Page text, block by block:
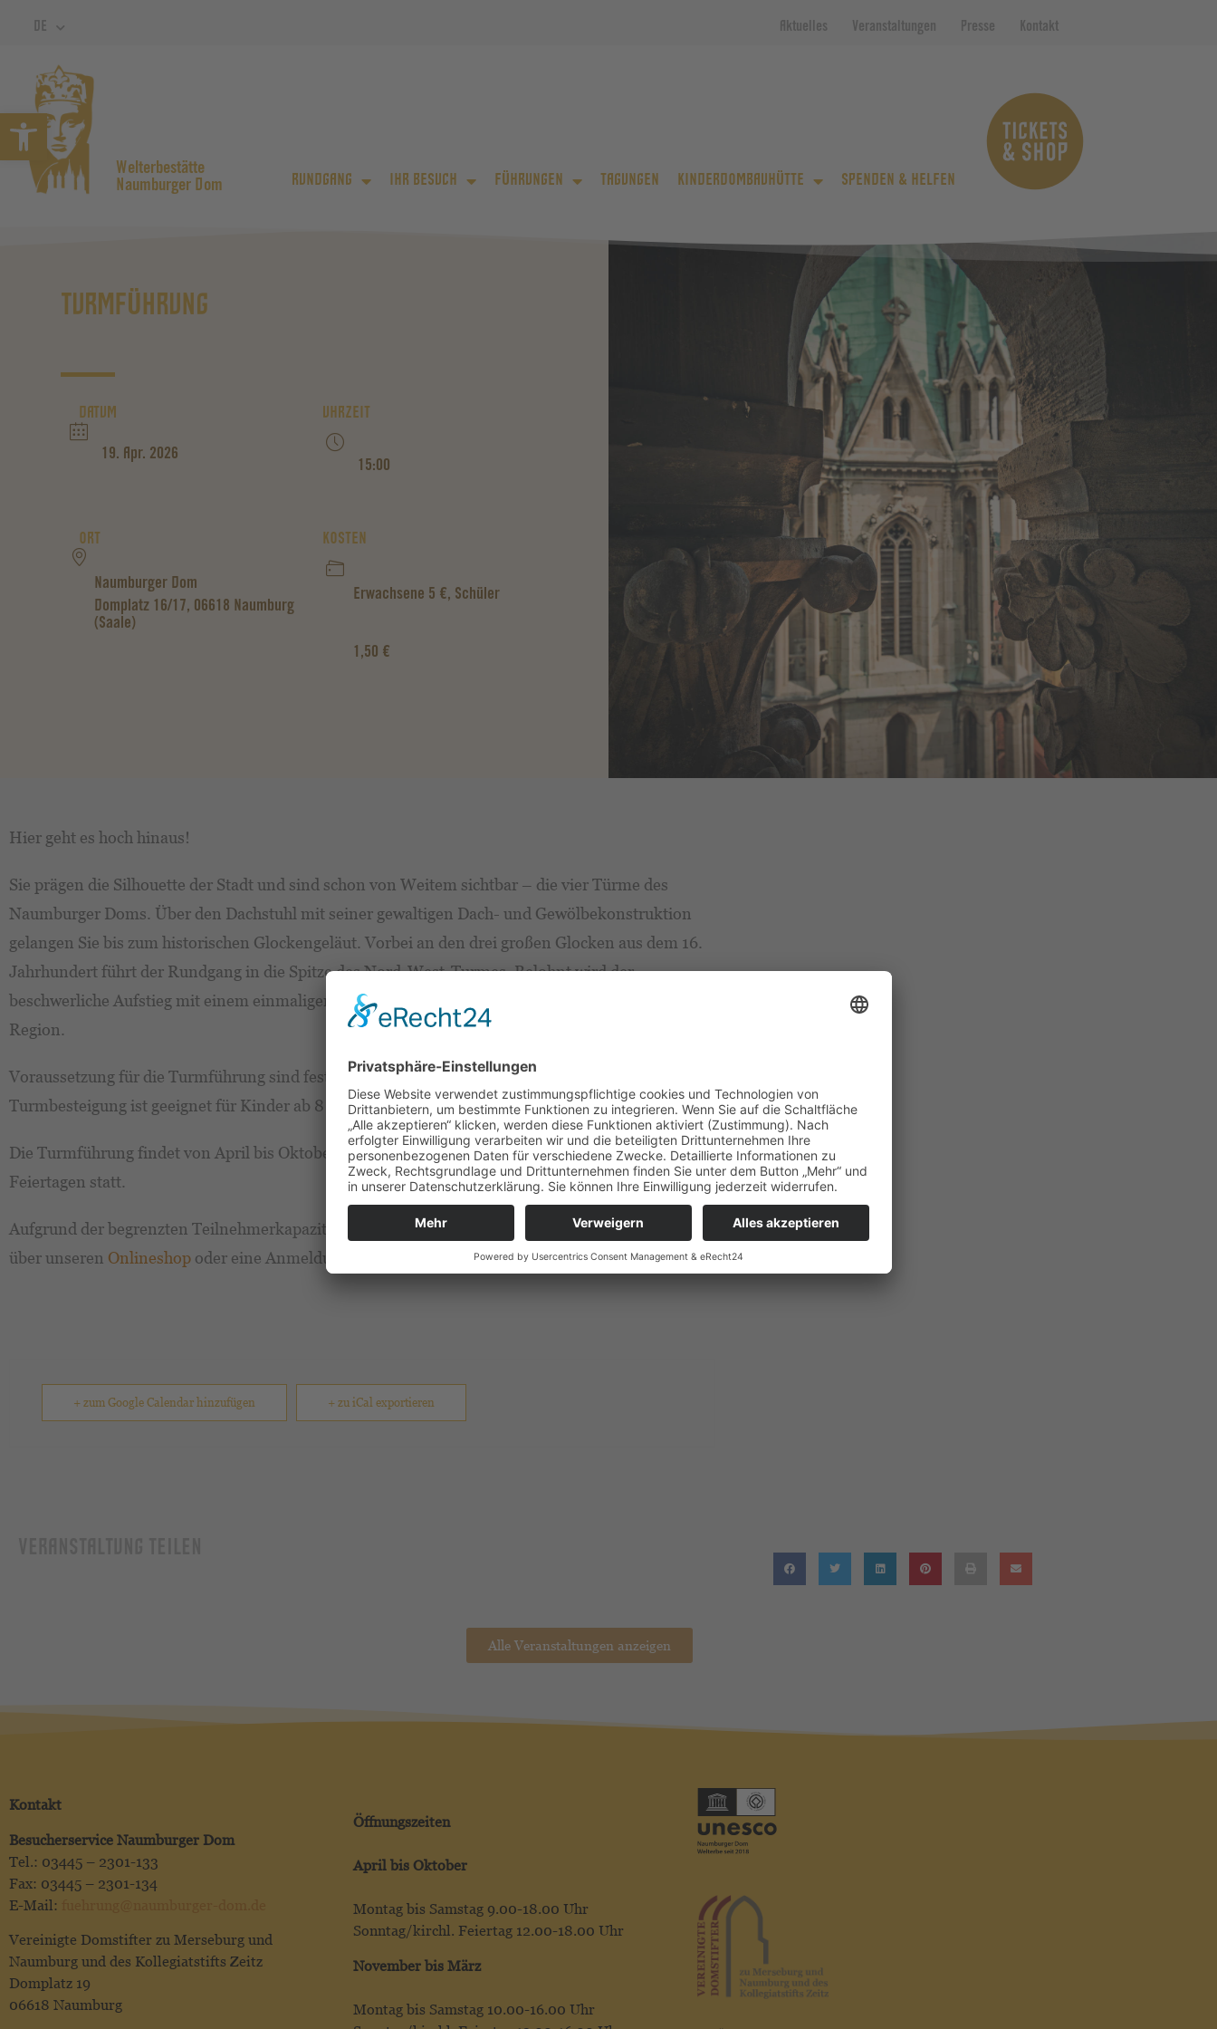
Symbolleiste öffnen
DE Aktuelles Veranstaltungen Presse Kontakt
Welterbestätte
Naumburger Dom
RUNDGANG IHR BESUCH FÜHRUNGEN TAGUNGEN KINDERDOMBAUHÜTTE SPENDEN & HELFEN
TURMFÜHRUNG
DATUM
19. Apr. 2026
UHRZEIT
15:00
ORT
Naumburger Dom
Domplatz 16/17, 06618 Naumburg
(Saale)
KOSTEN
Erwachsene 5 €, Schüler
1,50 €
Hier geht es hoch hinaus!
Sie prägen die Silhouette der Stadt und sind schon von Weitem sichtbar – die vier Türme des
Naumburger Doms. Über den Dachstuhl mit seiner gewaltigen Dach- und Gewölbekonstruktion
gelangen Sie bis zum historischen Glockengeläut. Vorbei an den drei großen Glocken aus dem 16.
Jahrhundert führt der Rundgang in die Spitze des Nord-West-Turmes. Belohnt wird der
beschwerliche Aufstieg mit einem einmaligen Blick auf die Stadt Naumburg und die Saale-Unstrut-
Region.
Voraussetzung für die Turmführung sind festes Schuhwerk und Höhentauglichkeit. Die
Turmbesteigung ist geeignet für Kinder ab 8 Jahren.
Die Turmführung findet von April bis Oktober jeden Freitag bis Sonntag und an kirchlichen
Feiertagen statt.
Aufgrund der begrenzten Teilnehmerkapazität empfehlen wir den rechtzeitigen Kauf eines Tickets
über unseren Onlineshop oder eine Anmeldung über unseren Besucherservice.
+ zum Google Calendar hinzufügen + zu iCal exportieren
Alle Veranstaltungen anzeigen
Kontakt
Besucherservice Naumburger Dom
Tel.: 03445 – 2301-133
Fax: 03445 – 2301-134
E-Mail:
Vereinigte Domstifter zu Merseburg und
Naumburg und des Kollegiatstifts Zeitz
Domplatz 19
06618 Naumburg
Öffnungszeiten
April bis Oktober
Montag bis Samstag 9.00-18.00 Uhr
Sonntag/kirchl. Feiertag 12.00-18.00 Uhr
November bis März
Montag bis Samstag 10.00-16.00 Uhr